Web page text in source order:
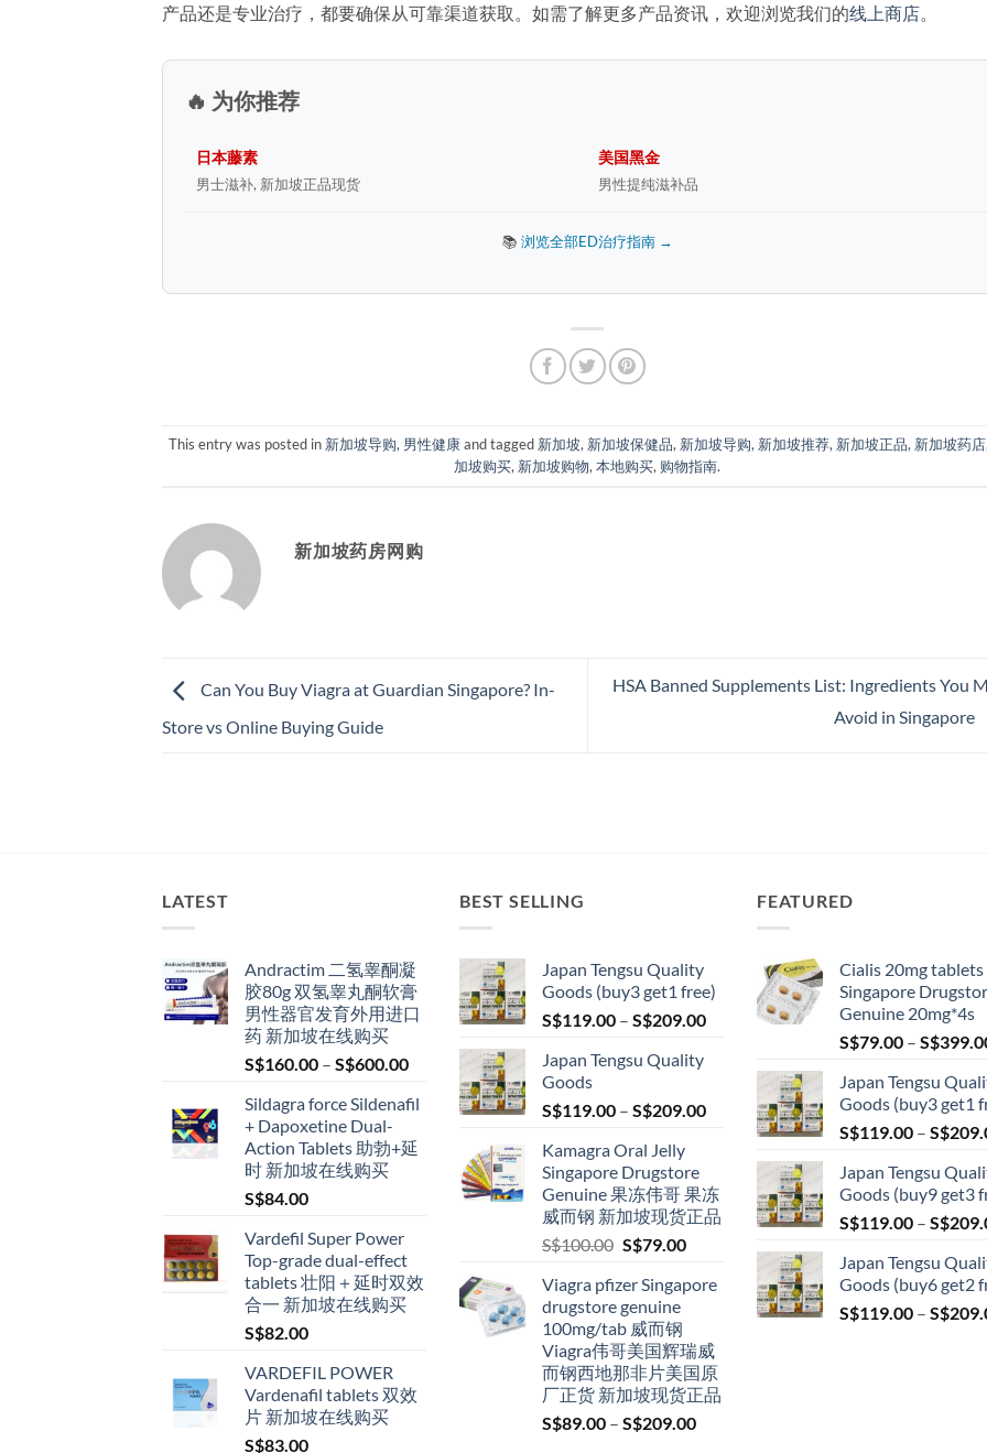
产品还是专业治疗，都要确保从可靠渠道获取。如需了解更多产品资讯，欢迎浏览我们的线上商店。
🔥 为你推荐
日本藤素
男士滋补, 新加坡正品现货
美国黑金
男性提纯滋补品
📚 浏览全部ED治疗指南 →
This entry was posted in 新加坡导购, 男性健康and tagged 新加坡, 新加坡保健品, 新加坡导购, 新加坡推荐, 新加坡正品, 新加坡药店
加坡购买, 新加坡购物,本地购买, 购物指南.
新加坡药房网购
Can You Buy Viagra at Guardian Singapore? In-
Store vs Online Buying Guide
HSA Banned Supplements List: Ingredients You
Avoid in Singapore
LATEST
Andractim 二氢睾酮凝
胶80g 双氢睾丸酮软膏
男性器官发育外用进口
药 新加坡在线购买
S$160.00 – S$600.00Price
S$160.00
S$600.00
Sildagra force Sildenafil
+ Dapoxetine Dual-
Action Tablets 助勃+延
时 新加坡在线购买
S$84.00
Vardefil Super Power
Top-grade dual-effect
tablets 壮阳＋延时双效
合一 新加坡在线购买
S$82.00
VARDEFIL POWER
Vardenafil tablets 双效
片 新加坡在线购买
S$83.00
BEST SELLING
Japan Tengsu Quality
Goods (buy3 get1 free)
S$119.00 – S$209.00Price
S$209.00
Japan Tengsu Quality
Goods
S$119.00 – S$209.00Price
S$209.00
Kamagra Oral Jelly
Singapore Drugstore
Genuine 果冻伟哥 果冻
威而钢 新加坡现货正品
S$100.00 Original
was:
S$100.00.
S$79.00Current
is:
Viagra pfizer Singapore
drugstore genuine
100mg/tab 威而钢
Viagra伟哥美国辉瑞威
而钢西地那非片美国原
厂正货 新加坡现货正品
S$89.00 – S$209.00Price
FEATURED
Cialis 20mg tablets
Singapore
Genuine 20mg*4s
S$79.00 – S$
Japan Tengsu
Goods (buy3 get1
S$119.00 – S$
Japan Tengsu
Goods (buy9 get3
S$119.00 – S$
Japan Tengsu
Goods (buy6 get2
S$119.00 – S$